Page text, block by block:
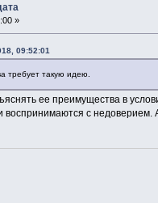
»
09:52:01
требует такую идею.
ее преимущества в
с недоверием.